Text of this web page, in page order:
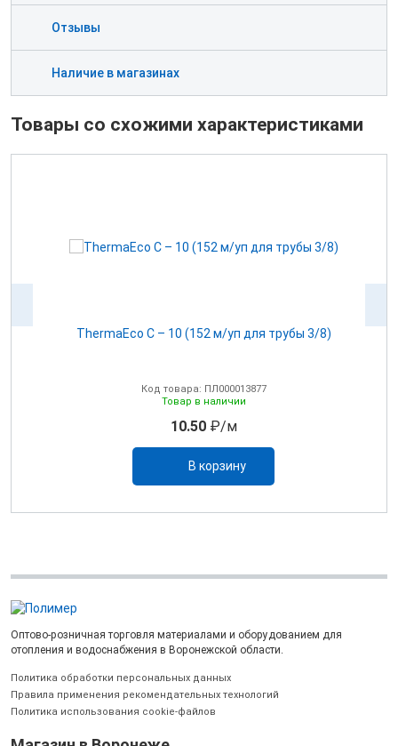
Отзывы
Наличие в магазинах
Товары со схожими характеристиками
ThermaEco С – 10 (152 м/уп для трубы 3/8)
Код товара: ПЛ000013877
Товар в наличии
10.50₽/м
В корзину
Оптово-розничная торговля материалами и оборудованием для
отопления и водоснабжения в Воронежской области.
Политика обработки персональных данных
Правила применения рекомендательных технологий
Политика использования cookie-файлов